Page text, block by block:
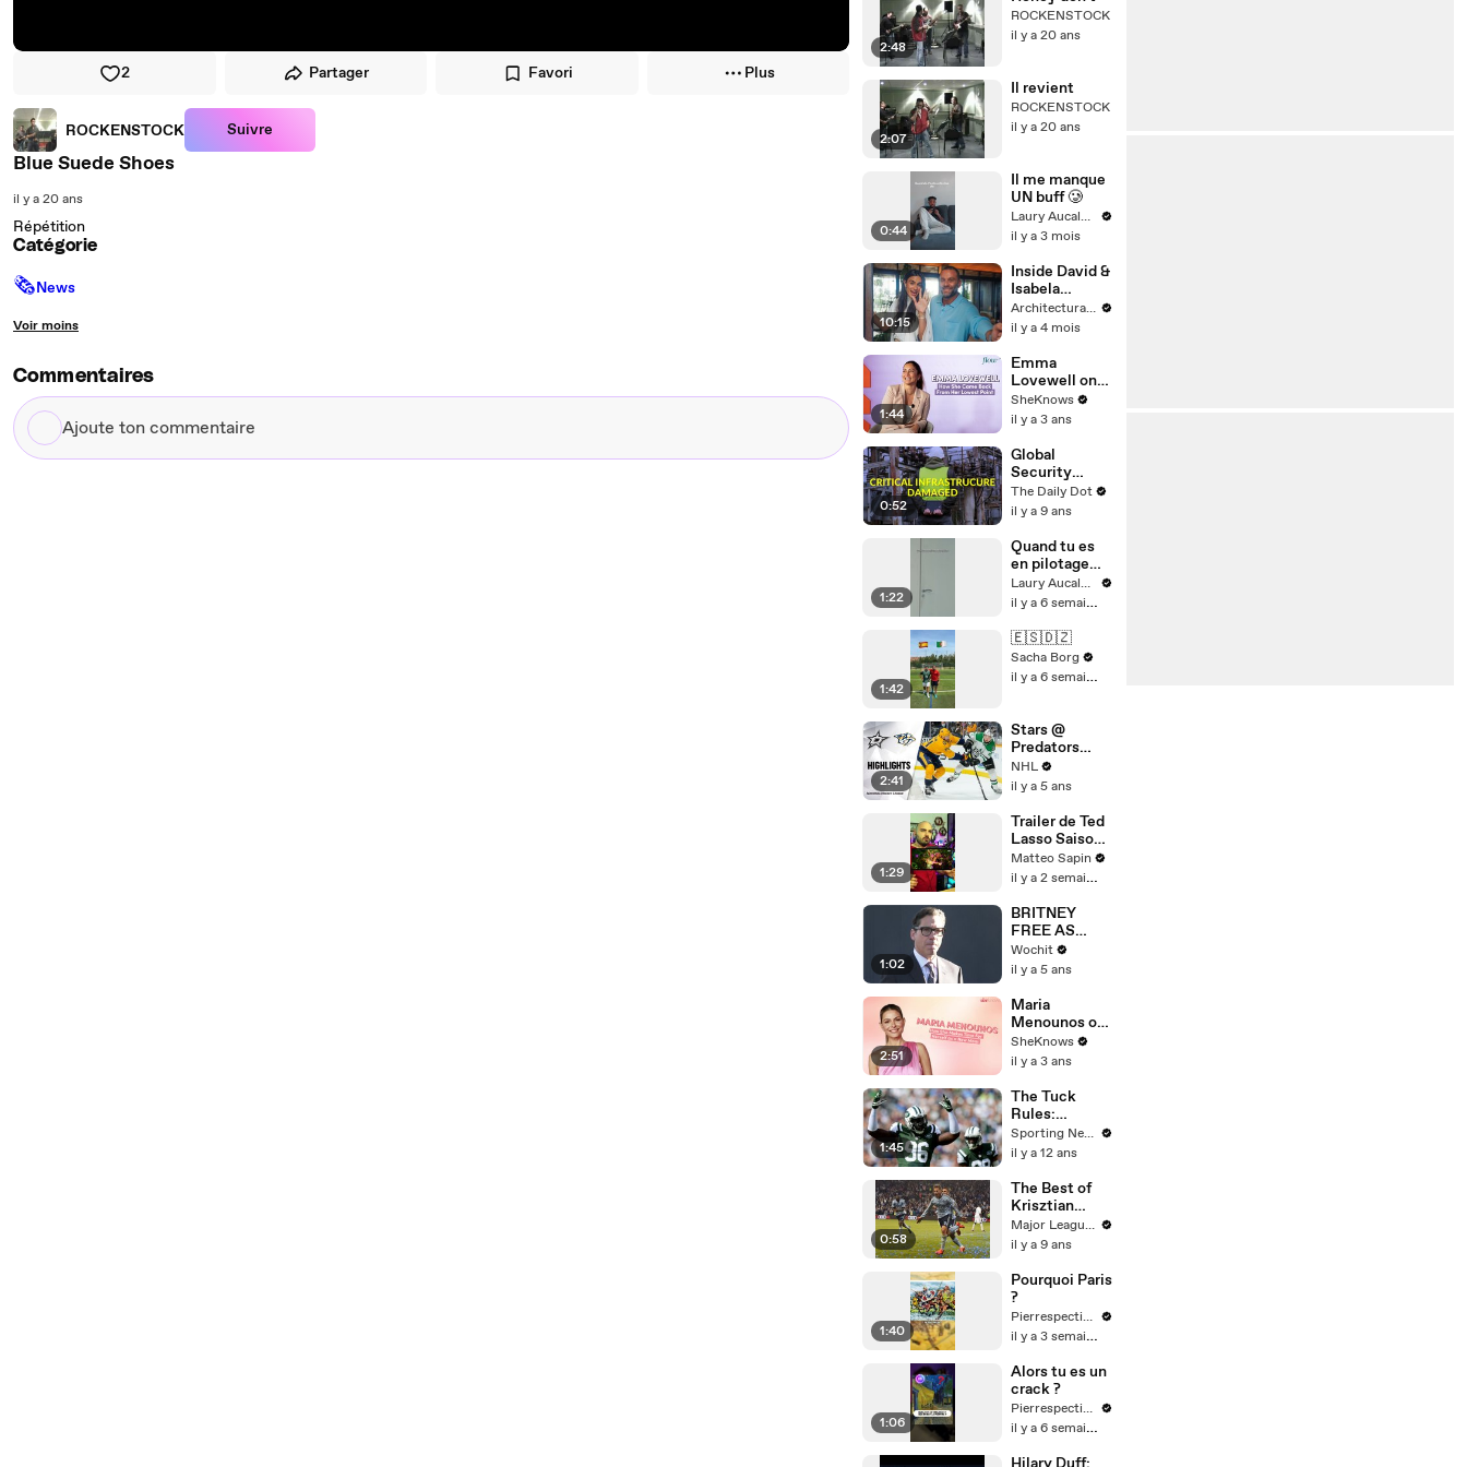
2 Partager Favori Plus
ROCKENSTOCK Suivre
Blue Suede Shoes
il y a 20 ans
Répétition
Catégorie
🗞News
Voir moins
Commentaires
Ajoute
ton
2:48
ROCKENSTOCK
il y a 20 ans
2:07
Il revient
ROCKENSTOCK
il y a 20 ans
0:44
Il me manque
UN buff 🥲
Laury Aucalme
il y a 3 mois
10:15
Inside David &
Isabela
Grutman’s
Brazil-
Miami Home
Architectural Digest
il y a 4 mois
1:44
Emma
Lovewell on
How She
Came Back
Lowest Point
SheKnows
il y a 3 ans
0:52
Global
Security
Conference
The Daily Dot
il y a 9 ans
1:22
Quand tu es
en pilotage
automatique
Laury Aucalme
il y a 6 semaines
1:42
🇪🇸🇩🇿
Sacha Borg
il y a 6 semaines
2:41
Stars @
Predators
5/1/21 | NHL
Highlights
NHL
il y a 5 ans
1:29
Trailer de Ted
Lasso Saison
4
Matteo Sapin
il y a 2 semaines
1:02
BRITNEY
FREE AS
LAST
Wochit
il y a 5 ans
2:51
Maria
Menounos on
Motherhood &
Manifestation
SheKnows
il y a 3 ans
1:45
The Tuck
Rules:
Possible
Week 6
Sporting News
il y a 12 ans
0:58
The Best of
Krisztian
Nemeth in
MLS
Major League Soccer
il y a 9 ans
1:40
Pourquoi Paris
?
Pierrespectives
il y a 3 semaines
1:06
Alors tu es un
crack ?
Pierrespectives
il y a 6 semaines